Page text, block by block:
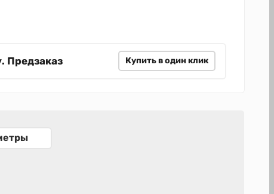
Предзаказ Купить в один клик